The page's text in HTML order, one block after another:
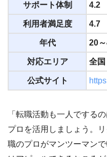
サポート体制 4.2
利用者満足度 4.7
年代 20
対応エリア 全国
公式サイト
「転職活動も一人でする
プロを活用しましょう。
職のプロがマンツーマン